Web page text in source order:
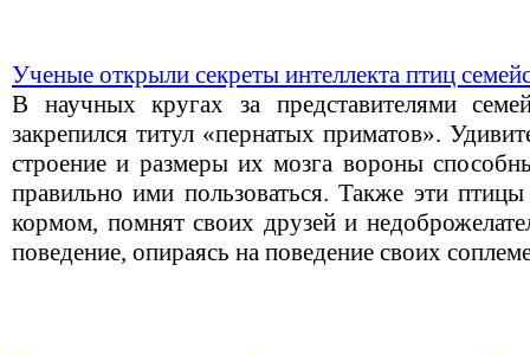
Ученые открыли секреты интеллекта птиц
В научных кругах за представителями
закрепился титул «пернатых приматов».
строение и размеры их мозга вороны
правильно ими пользоваться. Также эти
кормом, помнят своих друзей и
поведение, опираясь на поведение своих